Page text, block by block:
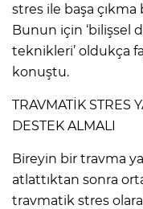
stres ile başa
Bunun için ‘bilişsel
teknikleri’ oldukça
konuştu.
TRAVMATİK STRES
DESTEK ALMALI
Bireyin bir travma
atlattıktan sonra
travmatik stres